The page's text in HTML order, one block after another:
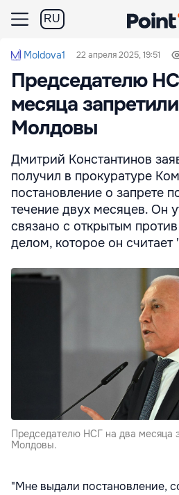
RU
Moldova1 22 апреля 2025, 19:51
Председателю
месяца
Молдовы
Дмитрий Константинов
получил в прокуратуре
постановление о запрете
течение двух месяцев. Он
связано с открытым
делом, которое он считает
Председателю НСГ на два месяца
Молдовы.
"Мне выдали постановление,